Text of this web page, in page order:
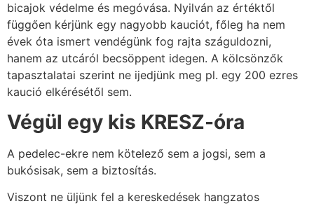
bicajok védelme és megóvása. Nyilván az értéktől
függően kérjünk egy nagyobb kauciót, főleg ha nem
évek óta ismert vendégünk fog rajta száguldozni,
hanem az utcáról becsöppent idegen. A kölcsönzők
tapasztalatai szerint ne ijedjünk meg pl. egy 200 ezres
kaució elkérésétől sem.
Végül egy kis KRESZ-óra
A pedelec-ekre nem kötelező sem a jogsi, sem a
bukósisak, sem a biztosítás.
Viszont ne üljünk fel a kereskedések hangzatos